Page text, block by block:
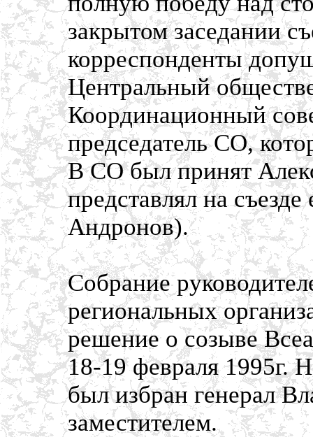
закрытом заседании
корреспонденты
Центральный
Координационный
председатель СО,
В СО был принят
представлял на
Андронов).
Собрание
региональных
решение о созыве
18-19 февраля 1995г.
был избран генерал
заместителем.